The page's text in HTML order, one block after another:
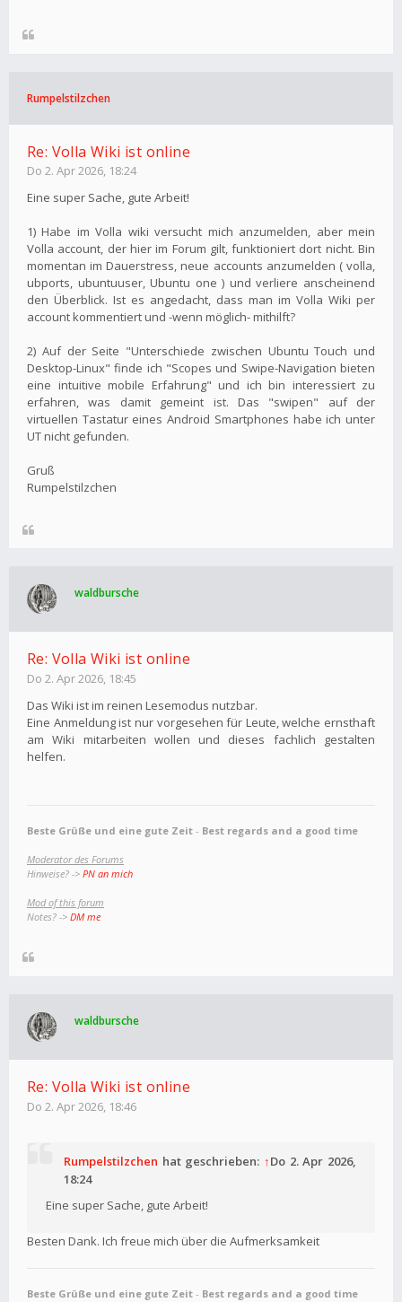
Rumpelstilzchen
Re: Volla Wiki ist online
Do 2. Apr 2026, 18:24
Eine super Sache, gute Arbeit!
1) Habe im Volla wiki versucht mich anzumelden, aber mein
Volla account, der hier im Forum gilt, funktioniert dort nicht. Bin
momentan im Dauerstress, neue accounts anzumelden ( volla,
ubports, ubuntuuser, Ubuntu one ) und verliere anscheinend
den Überblick. Ist es angedacht, dass man im Volla Wiki per
account kommentiert und -wenn möglich- mithilft?
2) Auf der Seite "Unterschiede zwischen Ubuntu Touch und
Desktop-Linux" finde ich "Scopes und Swipe-Navigation bieten
eine intuitive mobile Erfahrung" und ich bin interessiert zu
erfahren, was damit gemeint ist. Das "swipen" auf der
virtuellen Tastatur eines Android Smartphones habe ich unter
UT nicht gefunden.
Gruß
Rumpelstilzchen
waldbursche
Re: Volla Wiki ist online
Do 2. Apr 2026, 18:45
Das Wiki ist im reinen Lesemodus nutzbar.
Eine Anmeldung ist nur vorgesehen für Leute, welche ernsthaft
am Wiki mitarbeiten wollen und dieses fachlich gestalten
helfen.
Beste Grüße und eine gute Zeit - Best regards and a good time
Moderator des Forums
Hinweise? -> PN an mich
Mod of this forum
Notes? -> DM me
waldbursche
Re: Volla Wiki ist online
Do 2. Apr 2026, 18:46
Rumpelstilzchen hat geschrieben: ↑Do 2. Apr 2026,
18:24
Eine super Sache, gute Arbeit!
Besten Dank. Ich freue mich über die Aufmerksamkeit
Beste Grüße und eine gute Zeit - Best regards and a good time